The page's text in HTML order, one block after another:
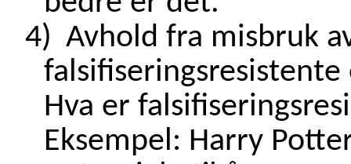
4) Avhold fra misbruk
Hva er
Eksempel: Harry